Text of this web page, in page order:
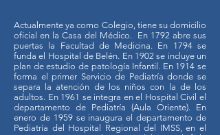
Actualmente ya como Colegio, tiene su domicilio
oficial en la Casa del Médico. En 1792 abre sus
puertas la Facultad de Medicina. En 1794 se
funda el Hospital de Belén. En 1902 se incluye un
plan de estudio de patología Infantil. En 1914 se
forma el primer Servicio de Pediatría donde se
separa la atención de los niños con la de los
adultos. En 1961 se integra en el Hospital Civil el
departamento de Pediatría (Aula Oriente). En
enero de 1959 se inaugura el departamento de
Pediatría del Hospital Regional del IMSS, en el